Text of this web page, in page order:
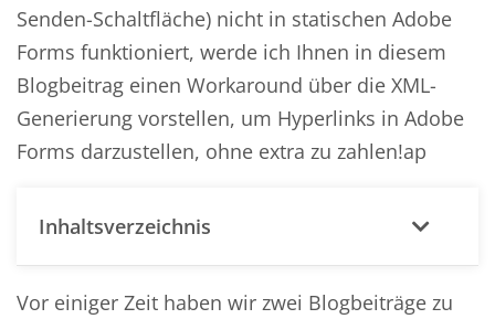
Senden-Schaltfläche) nicht in statischen Adobe
Forms funktioniert, werde ich Ihnen in diesem
Blogbeitrag einen Workaround über die XML-
Generierung vorstellen, um Hyperlinks in Adobe
Forms darzustellen, ohne extra zu zahlen!ap
Inhaltsverzeichnis
Vor einiger Zeit haben wir zwei Blogbeiträge zu